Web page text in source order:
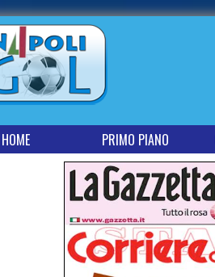
HOME PRIMO PIANO